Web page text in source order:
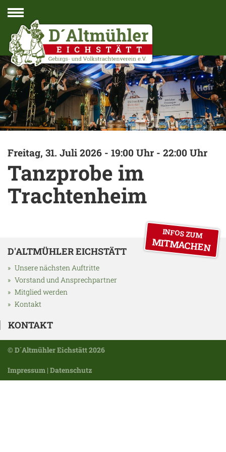
Freitag, 31. Juli 2026 - 19:00 Uhr - 22:00 Uhr
Tanzprobe im
Trachtenheim
D'ALTMÜHLER EICHSTÄTT
Unsere nächsten Auftritte
Vorstand und Ansprechpartner
Mitglied werden
Kontakt
KONTAKT
INFOS ZUM
MITMACHEN
© D´Altmühler Eichstätt 2026
Impressum | Datenschutz